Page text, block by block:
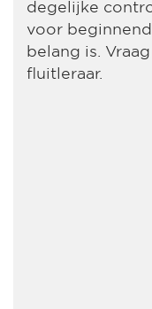
degelijke
voor
belang is.
fluitleraar.